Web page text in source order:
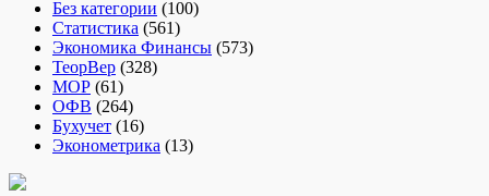
Без категории (100)
Статистика (561)
Экономика Финансы (573)
ТеорВер (328)
МОР (61)
ОФВ (264)
Бухучет (16)
Эконометрика (13)